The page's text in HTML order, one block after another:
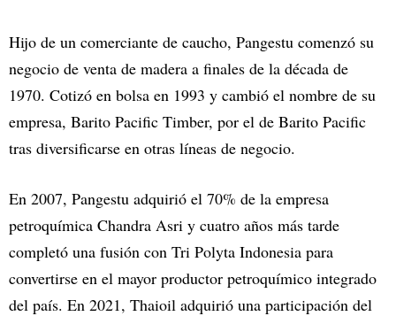
Hijo de un comerciante de caucho, Pangestu comenzó su
negocio de venta de madera a finales de la década de
1970. Cotizó en bolsa en 1993 y cambió el nombre de su
empresa, Barito Pacific Timber, por el de Barito Pacific
tras diversificarse en otras líneas de negocio.
En 2007, Pangestu adquirió el 70% de la empresa
petroquímica Chandra Asri y cuatro años más tarde
completó una fusión con Tri Polyta Indonesia para
convertirse en el mayor productor petroquímico integrado
del país. En 2021, Thaioil adquirió una participación del